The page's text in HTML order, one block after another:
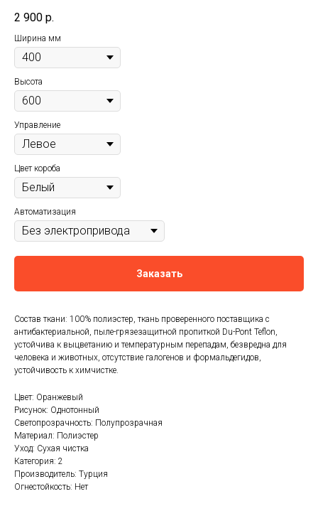
2 900 р.
Ширина мм
Высота
Управление
Цвет короба
Автоматизация
Заказать
Состав ткани: 100% полиэстер, ткань проверенного поставщика с
антибактериальной, пыле-грязезащитной пропиткой Du-Pont Teflon,
устойчива к выцветанию и температурным перепадам, безвредна для
человека и животных, отсутствие галогенов и формальдегидов,
устойчивость к химчистке.
Цвет: Оранжевый
Рисунок: Однотонный
Светопрозрачность: Полупрозрачная
Материал: Полиэстер
Уход: Сухая чистка
Категория: 2
Производитель: Турция
Огнестойкость: Нет